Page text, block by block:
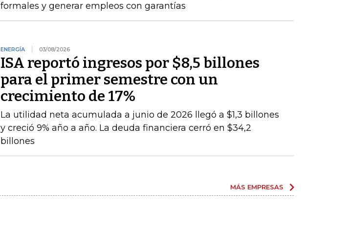
formales y generar empleos con garantías
ENERGÍA 03/08/2026
ISA reportó ingresos por $8,5 billones
para el primer semestre con un
crecimiento de 17%
La utilidad neta acumulada a junio de 2026 llegó a $1,3 billones
y creció 9% año a año. La deuda financiera cerró en $34,2
billones
MÁS EMPRESAS